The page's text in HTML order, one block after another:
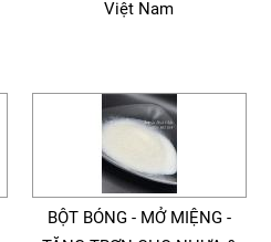
Việt Nam
BỘT BÓNG - MỞ MIỆNG -